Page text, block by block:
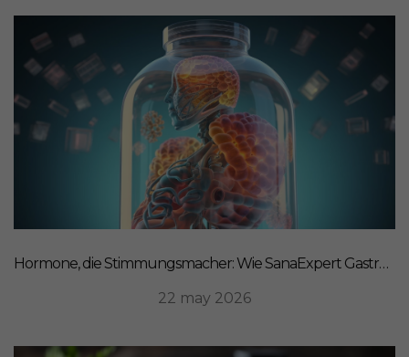
Hormone, die Stimmungsmacher: Wie SanaExpert Gastro Forte Ihre Darm-Hirn-Verbindung unterstützt
22 may 2026